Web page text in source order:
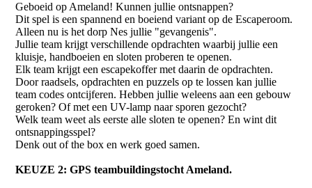
Geboeid op Ameland! Kunnen jullie ontsnappen?
Dit spel is een spannend en boeiend variant op de Escaperoom.
Alleen nu is het dorp Nes jullie "gevangenis".
Jullie team krijgt verschillende opdrachten waarbij jullie een
kluisje, handboeien en sloten proberen te openen.
Elk team krijgt een escapekoffer met daarin de opdrachten.
Door raadsels, opdrachten en puzzels op te lossen kan jullie
team codes ontcijferen. Hebben jullie weleens aan een gebouw
geroken? Of met een UV-lamp naar sporen gezocht?
Welk team weet als eerste alle sloten te openen? En wint dit
ontsnappingsspel?
Denk out of the box en werk goed samen.
KEUZE 2: GPS teambuildingstocht Ameland.